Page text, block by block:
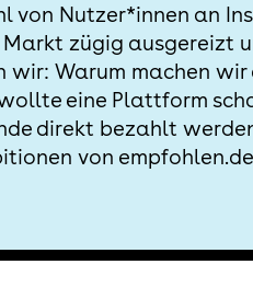
von Nutzer*innen an
Markt zügig ausgereizt
wir: Warum machen wir
eine Plattform
direkt bezahlt
von